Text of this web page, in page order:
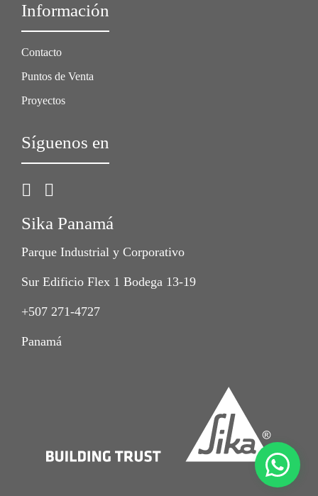
Información
Contacto
Puntos de Venta
Proyectos
Síguenos en
Sika Panamá
Parque Industrial y Corporativo
Sur Edificio Flex 1 Bodega 13-19
+507 271-4727
Panamá